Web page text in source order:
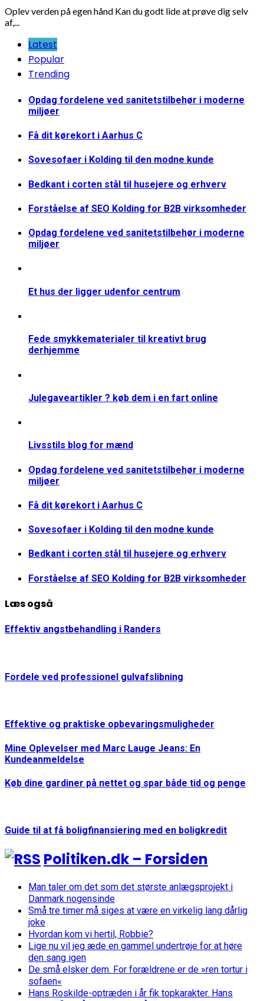
Oplev verden på egen hånd Kan du godt lide at prøve dig selv
af,...
Latest
Popular
Trending
Opdag fordelene ved sanitetstilbehør i moderne
miljøer
Få dit kørekort i Aarhus C
Sovesofaer i Kolding til den modne kunde
Bedkant i corten stål til husejere og erhverv
Forståelse af SEO Kolding for B2B virksomheder
Opdag fordelene ved sanitetstilbehør i moderne
miljøer
Et hus der ligger udenfor centrum
Fede smykkematerialer til kreativt brug
derhjemme
Julegaveartikler ? køb dem i en fart online
Livsstils blog for mænd
Opdag fordelene ved sanitetstilbehør i moderne
miljøer
Få dit kørekort i Aarhus C
Sovesofaer i Kolding til den modne kunde
Bedkant i corten stål til husejere og erhverv
Forståelse af SEO Kolding for B2B virksomheder
Læs også
Effektiv angstbehandling i Randers
Fordele ved professionel gulvafslibning
Effektive og praktiske opbevaringsmuligheder
Mine Oplevelser med Marc Lauge Jeans: En
Kundeanmeldelse
Køb dine gardiner på nettet og spar både tid og penge
Guide til at få boligfinansiering med en boligkredit
Politiken.dk – Forsiden
Man taler om det som det største anlægsprojekt i
Danmark nogensinde
Små tre timer må siges at være en virkelig lang dårlig
joke
Hvordan kom vi hertil, Robbie?
Lige nu vil jeg æde en gammel undertrøje for at høre
den sang igen
De små elsker dem. For forældrene er de »ren tortur i
sofaen«
Hans Roskilde-optræden i år fik topkarakter. Hans